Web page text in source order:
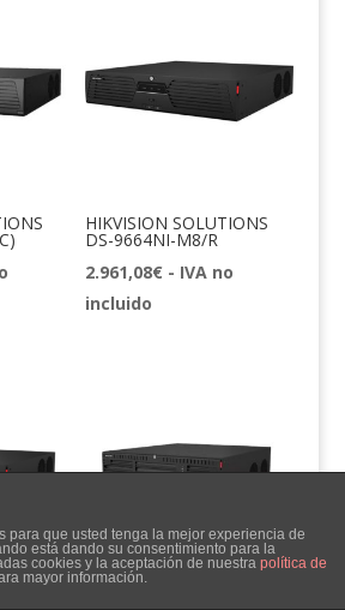
HIKVISION SOLUTIONS
DS-9664NI-M8/R
2.961,08€ - IVA no
incluido
para que usted tenga la mejor experiencia de
está dando su consentimiento para la
cookies y la aceptación de nuestra política de
mayor información.